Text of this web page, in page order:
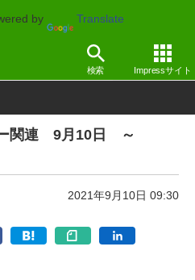
by Translate
検索 Impressサイト
アップデート
関連 9月10日 ～
2021年9月10日 09:30